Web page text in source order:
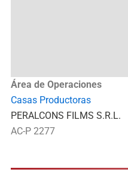
Área de Operaciones
Casas Productoras
PERALCONS FILMS S.R.L.
AC-P 2277